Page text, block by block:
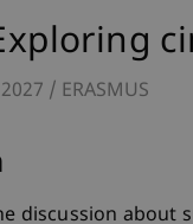
ERASMUS
discussion about